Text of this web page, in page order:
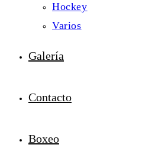
Hockey
Varios
Galería
Contacto
Boxeo